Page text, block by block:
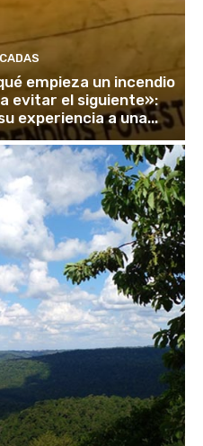
empieza un incendio
evitar el siguiente»:
experiencia a una...